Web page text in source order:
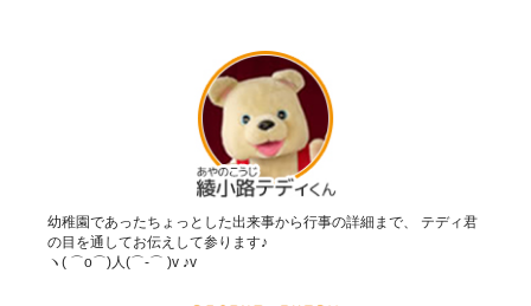
幼稚園であったちょっとした出来事から行事の詳細まで、 テディ君
の目を通してお伝えして参ります♪
ヽ( ⌒o⌒)人(⌒-⌒ )v ♪v